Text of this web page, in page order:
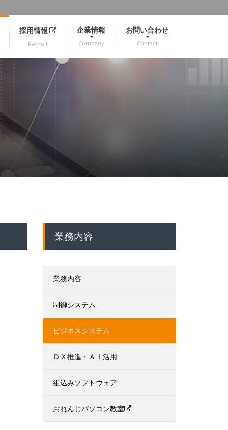
採用情報
Recruit
企業情報
Company
お問い合わせ
Contact
業務内容
業務内容
制御システム
ビジネスシステム
ＤＸ推進・ＡＩ活用
組込みソフトウェア
おれんじパソコン教室